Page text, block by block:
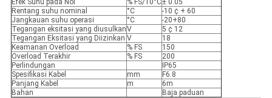
Efek Suhu pada Nol
% FS/10°C± 0.05
Rentang suhu nominal
°C
-10 ¢ + 60
Jangkauan suhu operasi
°C
-20+80
Tegangan eksitasi yang diusulkanV
5 ¢ 12
Tegangan Eksitasi yang Diizinkan V
18
Keamanan Overload
% FS
150
Overload Terakhir
% FS
200
Perlindungan
IP65
Spesifikasi Kabel
mm
F6.8
Panjang Kabel
m
6m
Bahan
Baja paduan